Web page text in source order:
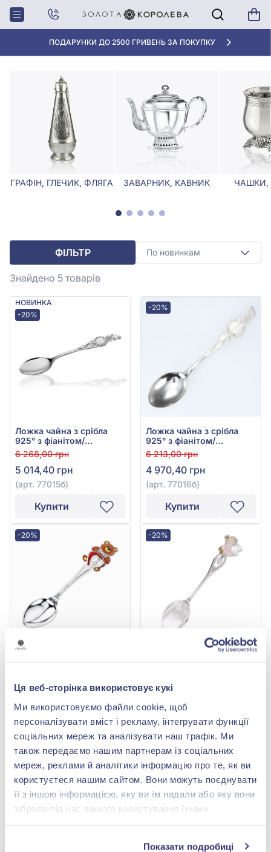
Ця веб-сторінка використовує кукі
Ми використовуємо файли cookie, щоб
персоналізувати вміст і рекламу, інтегрувати функції
соціальних мереж та аналізувати наш трафік. Ми
також передаємо нашим партнерам із соціальних
мереж, реклами й аналітики інформацію про те, як ви
користуєтеся нашим сайтом. Вони можуть поєднувати
її з іншою інформацією, яку ви їм надали або яку вони
зібрали під час вашого користування їхніми
Показати подробиці
ПОДАРУНКИ ДО 2500 ГРИВЕНЬ ЗА ПОКУПКУ
Головна Столове срібло Срібні чайні ложки з фіанітом
СРІБНІ ЧАЙНІ ЛОЖКИ З ФІАНІТОМ
ГРАФІН, ГЛЕЧИК, ФЛЯГА ЗАВАРНИК, КАВНИК ЧАШКИ,
ФІЛЬТР По новинкам
Знайдено 5 товарів
НОВИНКА
-20%
Ложка чайна з срібла
925° з фіанітом/
куб.цирконієм, арт.
77015б
6 268,00 грн
5 014,40 грн
(арт. 77015б)
Купити
-20%
Ложка чайна з срібла
925° з фіанітом/
куб.цирконієм, арт.
77016б
6 213,00 грн
4 970,40 грн
(арт. 77016б)
Купити
-20%
жовтою, чорною
Вінни пух ем
(арт. Ложка 36 Вінни пух
ем)
Купити
-20%
помаранчевою емаллю,
эм
(арт. Ложка 24 Ангелок
эм)
Купити
-20%